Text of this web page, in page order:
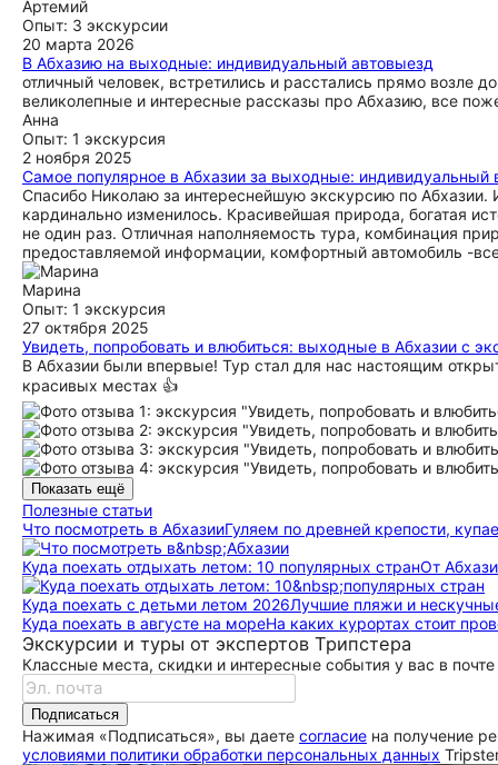
Артемий
Опыт: 3 экскурсии
20 марта 2026
В Абхазию на выходные: индивидуальный автовыезд
отличный человек, встретились и расстались прямо возле
великолепные и интересные рассказы про Абхазию, все
Анна
Опыт: 1 экскурсия
2 ноября 2025
Самое популярное в Абхазии за выходные: индивидуальный
Спасибо Николаю за интереснейшую экскурсию по Абхазии.
кардинально изменилось. Красивейшая природа, богатая
не один раз. Отличная наполняемость тура, комбинация
предоставляемой информации, комфортный автомобиль -
Марина
Опыт: 1 экскурсия
27 октября 2025
Увидеть, попробовать и влюбиться: выходные в Абхазии с
В Абхазии были впервые! Тур стал для нас настоящим
красивых местах 👍
Показать ещё
Полезные статьи
Что посмотреть в АбхазииГуляем по древней крепости,
Куда поехать отдыхать летом: 10 популярных странОт
Куда поехать с детьми летом 2026Лучшие пляжи и
Куда поехать в августе на мореНа каких курортах стоит
Экскурсии и туры от экспертов Трипстера
Классные места, скидки и интересные события у вас в почте
Подписаться
Нажимая «Подписаться», вы даете согласие на получение
условиями политики обработки персональных данных